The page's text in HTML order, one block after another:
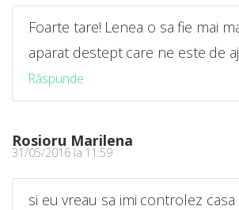
Foarte tare! Lenea o sa fie mai
aparat destept care ne este de
Răspunde
Rosioru Marilena
31/05/2016 la 11:59
si eu vreau sa imi controlez